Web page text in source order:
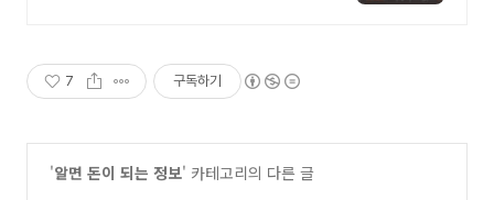
7 구독하기
'알면 돈이 되는 정보' 카테고리의 다른 글